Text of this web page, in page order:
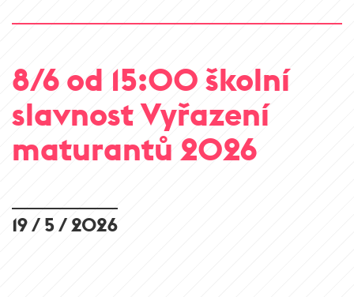
8/6 od 15:00 školní
slavnost Vyřazení
maturantů 2026
19 / 5 / 2026